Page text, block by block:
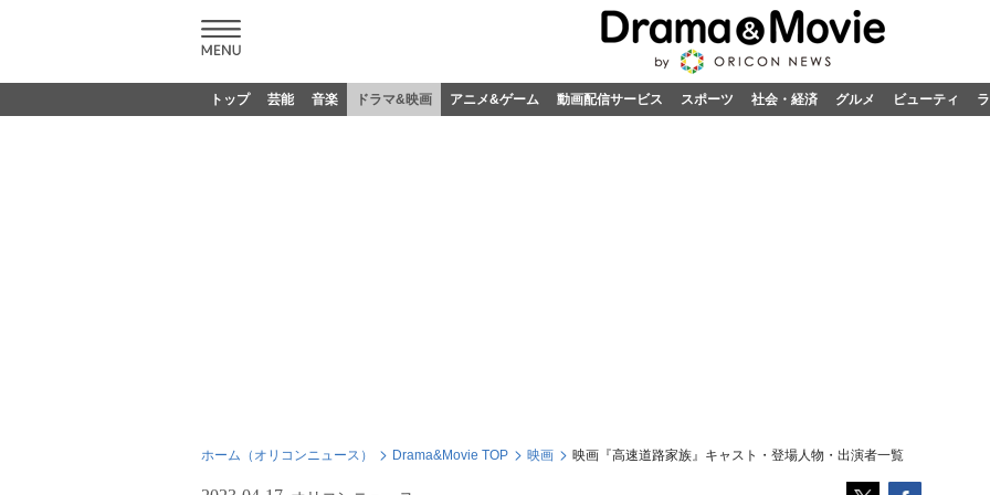
トップ 芸能 音楽 ドラマ&映画 アニメ&ゲーム 動画配信サービス スポーツ 社会・経済 グルメ ビューティ
ホーム（オリコンニュース） Drama&Movie TOP 映画 映画『高速道路家族』キャスト・登場人物・出演者一覧